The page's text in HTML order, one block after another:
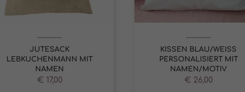
JUTESACK
LEBKUCHENMANN MIT
NAMEN
€ 17,00
KISSEN BLAU/WEISS
PERSONALISIERT MIT
NAMEN/MOTIV
€ 26,00
Wenn Cookies von externen Medien akzeptiert werden, bedarf der Zugriff auf diese Inhalte
keiner manuellen Einwilligung mehr.
Cookie-Informationen anzeigen